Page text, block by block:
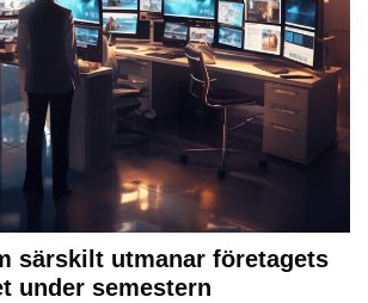
särskilt utmanar företagets
under semestern